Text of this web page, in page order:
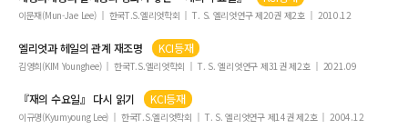
이문재(Mun-Jae Lee) 한국T.S.엘리엇학회 T. S. 엘리엇연구 제20권 제2호 2010.12
엘리엇과 헤일의 관계 재조명 KCI등재
김영희(KIM Younghee) 한국T.S.엘리엇학회 T. S. 엘리엇연구 제31권 제2호 2021.09
『재의 수요일』 다시 읽기 KCI등재
이규명(Kyumyoung Lee) 한국T.S.엘리엇학회 T. S. 엘리엇연구 제14권 제2호 2004.12